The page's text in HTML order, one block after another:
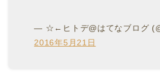
— ☆←ヒトデ@はてなブログ
2016年5月21日